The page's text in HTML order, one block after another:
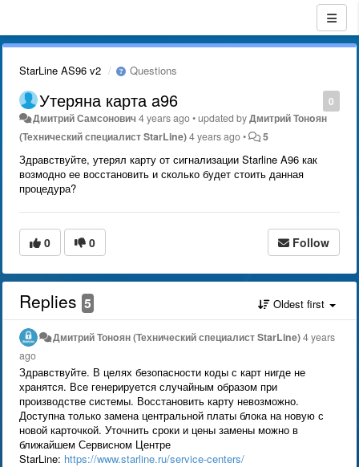
StarLine AS96 v2 Questions
0
Утеряна карта a96
Дмитрий Самсонович 4 years ago•updated byДмитрий Тонoян
(Технический специалист StarLine)4 years ago• 5
Здравствуйте, утерял карту от сигнализации Starline A96 как
возмодно ее восстановить и сколько будет стоить данная
процедура?
0 0 Follow
Replies 5 Oldest first
Дмитрий Тонoян (Технический специалист StarLine)4 years
ago
Здравствуйте. В целях безопасности коды с карт нигде не
хранятся. Все генерируется случайным образом при
производстве системы. Восстановить карту невозможно.
Доступна только замена центральной платы блока на новую с
новой карточкой. Уточнить сроки и цены замены можно в
ближайшем Сервисном Центре
StarLine: https://www.starline.ru/service-centers/